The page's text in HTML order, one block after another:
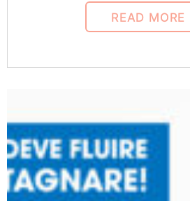
READ MORE